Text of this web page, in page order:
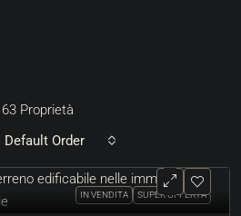
63 Proprietà
Default Order
IN VENDITA SUPER OFFERTA